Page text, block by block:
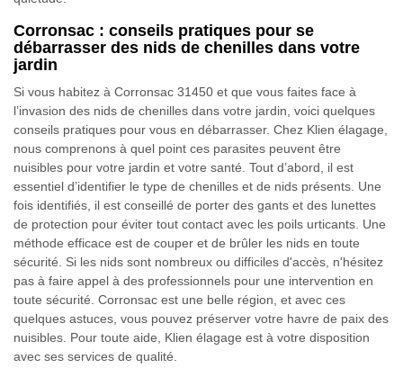
Corronsac : conseils pratiques pour se
débarrasser des nids de chenilles dans votre
jardin
Si vous habitez à Corronsac 31450 et que vous faites face à
l’invasion des nids de chenilles dans votre jardin, voici quelques
conseils pratiques pour vous en débarrasser. Chez Klien élagage,
nous comprenons à quel point ces parasites peuvent être
nuisibles pour votre jardin et votre santé. Tout d’abord, il est
essentiel d’identifier le type de chenilles et de nids présents. Une
fois identifiés, il est conseillé de porter des gants et des lunettes
de protection pour éviter tout contact avec les poils urticants. Une
méthode efficace est de couper et de brûler les nids en toute
sécurité. Si les nids sont nombreux ou difficiles d'accès, n'hésitez
pas à faire appel à des professionnels pour une intervention en
toute sécurité. Corronsac est une belle région, et avec ces
quelques astuces, vous pouvez préserver votre havre de paix des
nuisibles. Pour toute aide, Klien élagage est à votre disposition
avec ses services de qualité.